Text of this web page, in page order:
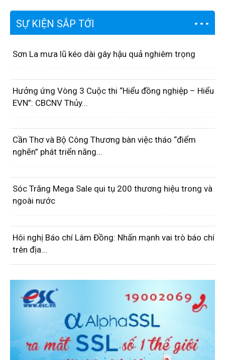
SỰ KIỆN SẮP TỚI
Sơn La mưa lũ kéo dài gây hậu quả nghiêm trọng
Hưởng ứng Vòng 3 Cuộc thi “Hiểu đồng nghiệp – Hiểu
EVN”: CBCNV Thủy...
Cần Thơ và Bộ Công Thương bàn việc tháo “điểm
nghẽn” phát triển năng...
Sóc Trăng Mega Sale qui tụ 200 thương hiệu trong và
ngoài nước
Hôi nghị Báo chí Lâm Đồng: Nhấn mạnh vai trò báo chí
trên địa...